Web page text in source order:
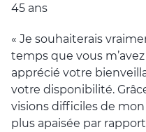
45 ans
« Je souhaiterais
temps que vous
apprécié votre
votre disponibilité.
visions difficiles de
plus apaisée par